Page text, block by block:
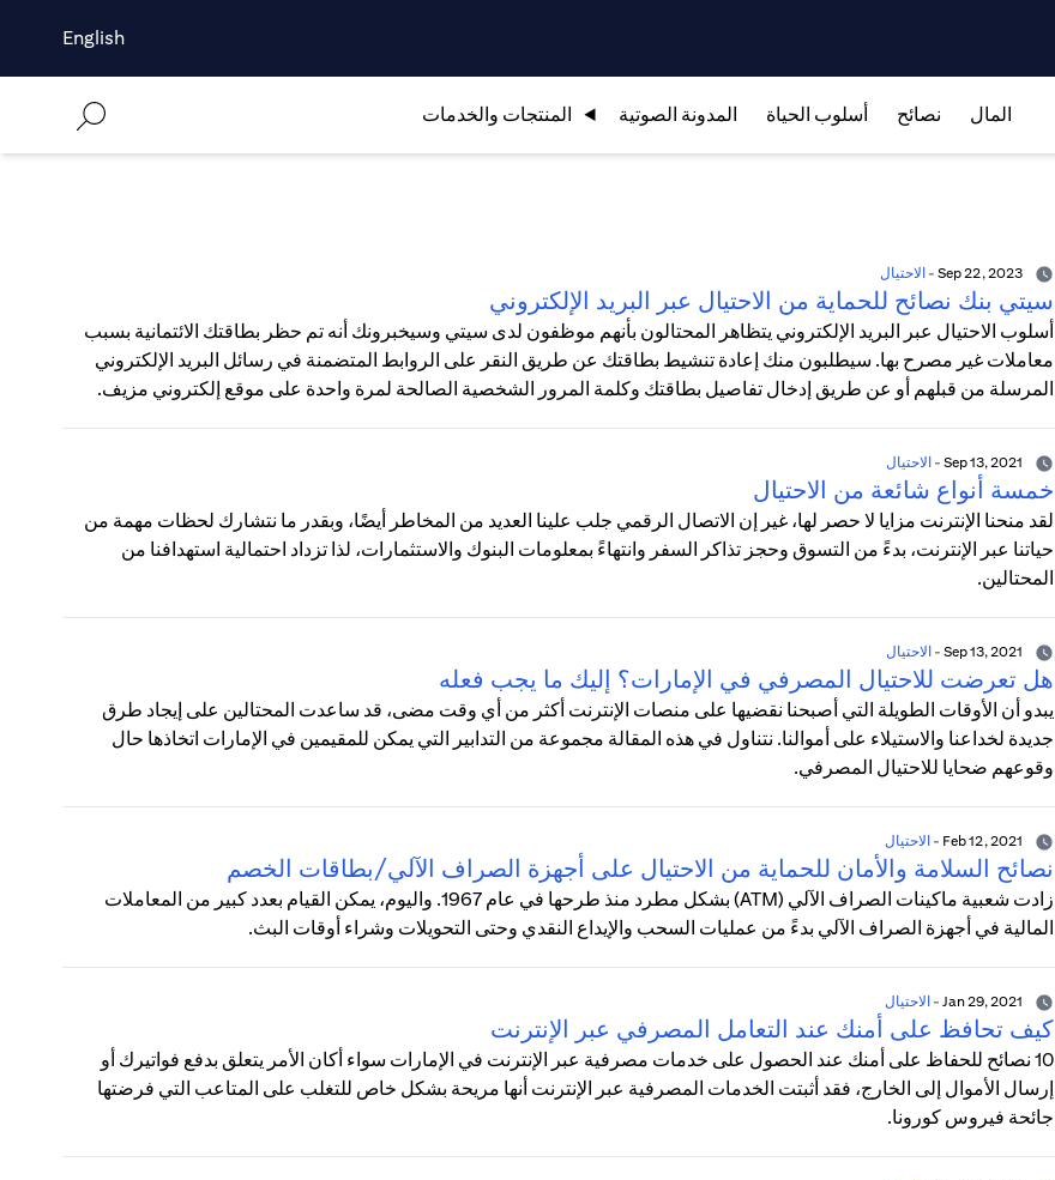
English
المال نصائح أسلوب الحياة المدونة الصوتية المنتجات والخدمات
Sep 22, 2023
-الاحتيال
سيتي بنك نصائح للحماية من الاحتيال عبر البريد الإلكتروني
أسلوب الاحتيال عبر البريد الإلكتروني يتظاهر المحتالون بأنهم موظفون لدى سيتي وسيخبرونك أنه تم حظر بطاقتك الائتمانية بسبب
معاملات غير مصرح بها. سيطلبون منك إعادة تنشيط بطاقتك عن طريق النقر على الروابط المتضمنة في رسائل البريد الإلكتروني
المرسلة من قبلهم أو عن طريق إدخال تفاصيل بطاقتك وكلمة المرور الشخصية الصالحة لمرة واحدة على موقع إلكتروني مزيف.
-الاحتيال
خمسة أنواع شائعة من الاحتيال
لقد منحنا الإنترنت مزايا لا حصر لها، غير إن الاتصال الرقمي جلب علينا العديد من المخاطر أيضًا، وبقدر ما نتشارك لحظات مهمة من
حياتنا عبر الإنترنت، بدءً من التسوق وحجز تذاكر السفر وانتهاءً بمعلومات البنوك والاستثمارات، لذا تزداد احتمالية استهدافنا من
المحتالين.
-الاحتيال
هل تعرضت للاحتيال المصرفي في الإمارات؟ إليك ما يجب فعله
يبدو أن الأوقات الطويلة التي أصبحنا نقضيها على منصات الإنترنت أكثر من أي وقت مضى، قد ساعدت المحتالين على إيجاد طرق
جديدة لخداعنا والاستيلاء على أموالنا. نتناول في هذه المقالة مجموعة من التدابير التي يمكن للمقيمين في الإمارات اتخاذها حال
وقوعهم ضحايا للاحتيال المصرفي.
-الاحتيال
نصائح السلامة والأمان للحماية من الاحتيال على أجهزة الصراف الآلي/بطاقات الخصم
زادت شعبية ماكينات الصراف الآلي (ATM) بشكل مطرد منذ طرحها في عام 1967. واليوم، يمكن القيام بعدد كبير من المعاملات
المالية في أجهزة الصراف الآلي بدءً من عمليات السحب والإيداع النقدي وحتى التحويلات وشراء أوقات البث.
-الاحتيال
كيف تحافظ على أمنك عند التعامل المصرفي عبر الإنترنت
10 نصائح للحفاظ على أمنك عند الحصول على خدمات مصرفية عبر الإنترنت في الإمارات سواء أكان الأمر يتعلق بدفع فواتيرك أو
إرسال الأموال إلى الخارج، فقد أثبتت الخدمات المصرفية عبر الإنترنت أنها مريحة بشكل خاص للتغلب على المتاعب التي فرضتها
جائحة فيروس كورونا.